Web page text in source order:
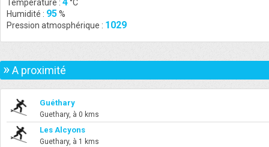
Température :
°C
Humidité : 95%
Pression atmosphérique : 1029
»A proximité
Guéthary
Guethary, à 0 kms
Les Alcyons
Guethary, à 1 kms